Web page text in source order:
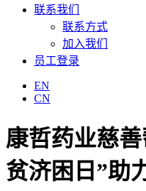
联系我们
联系方式
加入我们
员工登录
EN
CN
康哲药业慈
贫济困日”助